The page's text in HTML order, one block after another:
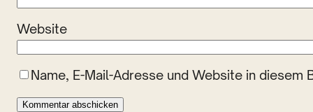
Website
Name, E-Mail-Adresse und Website in